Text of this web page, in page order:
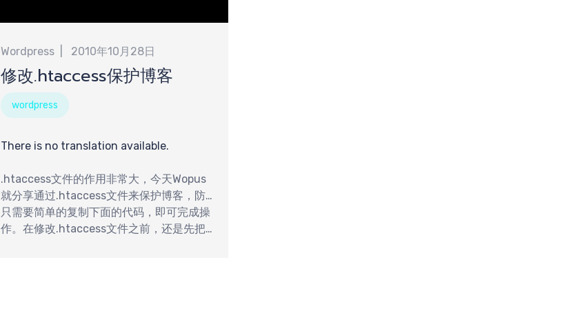
Wordpress 2010年10月28日
修改.htaccess保护博客
wordpress
There is no translation available.
.htaccess文件的作用非常大，今天Wopus
就分享通过.htaccess文件来保护博客，防
止博客别脚本注入。
只需要简单的复制下面的代码，即可完成操
作。在修改.htaccess文件之前，还是先把